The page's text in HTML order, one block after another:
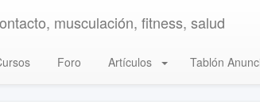
musculación, fitness, salud
Foro Artículos Tablón